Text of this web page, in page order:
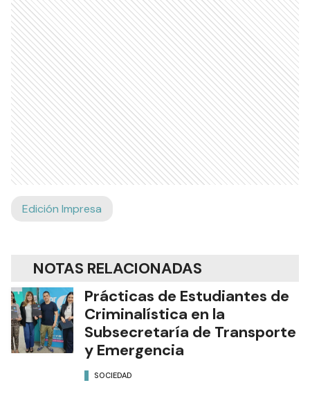
Edición Impresa
NOTAS RELACIONADAS
Prácticas de Estudiantes de
Criminalística en la
Subsecretaría de Transporte
y Emergencia
SOCIEDAD